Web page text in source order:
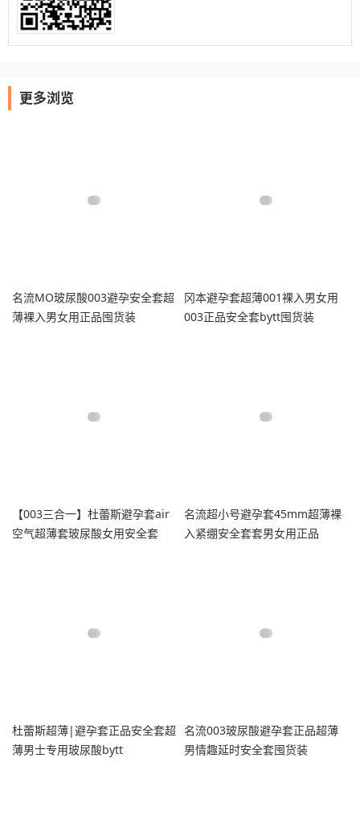
更多浏览
名流MO玻尿酸003避孕安全套超
薄裸入男女用正品囤货装
冈本避孕套超薄001裸入男女用
003正品安全套bytt囤货装
【003三合一】杜蕾斯避孕套air
空气超薄套玻尿酸女用安全套
名流超小号避孕套45mm超薄裸
入紧绷安全套套男女用正品
杜蕾斯超薄|避孕套正品安全套超
薄男士专用玻尿酸bytt
名流003玻尿酸避孕套正品超薄
男情趣延时安全套囤货装